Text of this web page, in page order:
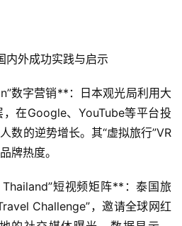
内外成功实践与启示
数字营销**：日本观光局利用大
在Google、YouTube等平台投
数的逆势增长。其“虚拟旅行”VR
牌热度。
短视频矩阵**：泰国旅
Challenge”，邀请全球网红